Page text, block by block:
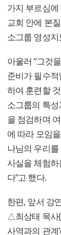
가지 부르심
교회 안에 본
소그룹 영성
아울러 “그것
준비가 필수
하여 훈련할
소그룹의 특
을 점검하며
에 따라 모임
나님의 우리
사실을 체험
다”고 했다.
한편, 앞서 강
△최상태 목사
사역과의 관계